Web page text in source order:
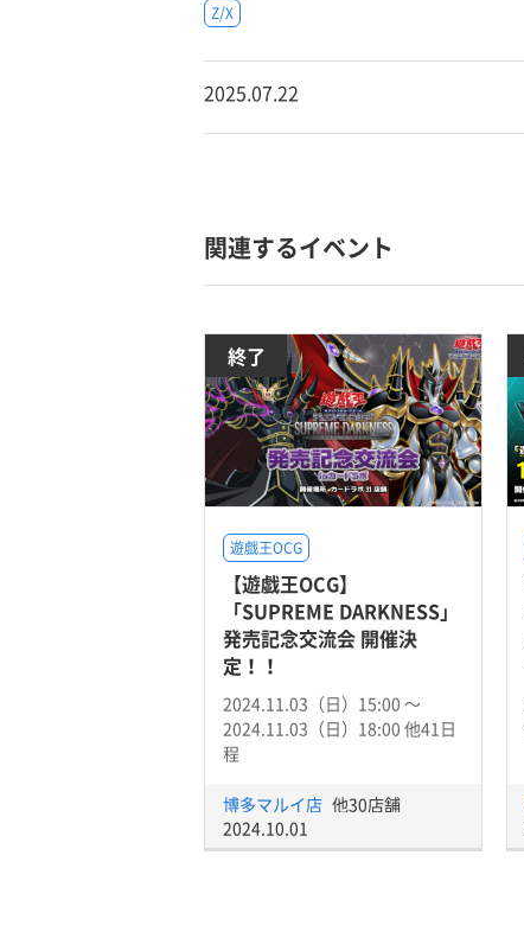
Z/X
2025.07.22
関連するイベント
終了
遊戯王OCG
【遊戯王OCG】
「SUPREME DARKNESS」
発売記念交流会 開催決
定！！
2024.11.03（日）15:00 〜
2024.11.03（日）18:00 他41日
程
博多マルイ店 他30店舗
2024.10.01